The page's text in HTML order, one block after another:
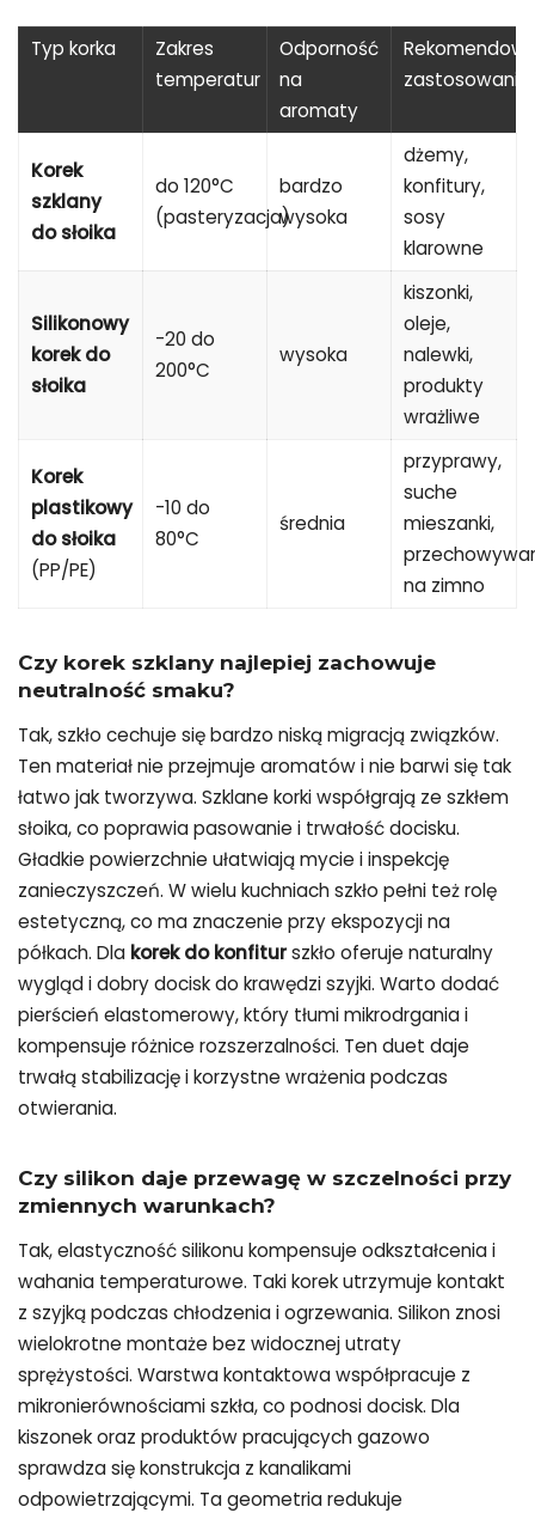
Typ korka
Zakres
temperatur
Odporność
na
aromaty
zastosowanie
Korek
szklany
do słoika
do 120°C
(pasteryzacja)
bardzo
wysoka
dżemy,
konfitury,
sosy
klarowne
Silikonowy
korek do
słoika
-20 do
200°C
wysoka
kiszonki,
oleje,
nalewki,
produkty
wrażliwe
Korek
plastikowy
do słoika
(PP/PE)
-10 do
80°C
średnia
przyprawy,
suche
mieszanki,
na zimno
Czy korek szklany najlepiej zachowuje
neutralność smaku?
Tak, szkło cechuje się bardzo niską migracją związków.
Ten materiał nie przejmuje aromatów i nie barwi się tak
łatwo jak tworzywa. Szklane korki współgrają ze szkłem
słoika, co poprawia pasowanie i trwałość docisku.
Gładkie powierzchnie ułatwiają mycie i inspekcję
zanieczyszczeń. W wielu kuchniach szkło pełni też rolę
estetyczną, co ma znaczenie przy ekspozycji na
półkach. Dla korek do konfiturszkło oferuje naturalny
wygląd i dobry docisk do krawędzi szyjki. Warto dodać
pierścień elastomerowy, który tłumi mikrodrgania i
kompensuje różnice rozszerzalności. Ten duet daje
trwałą stabilizację i korzystne wrażenia podczas
otwierania.
Czy silikon daje przewagę w szczelności przy
zmiennych warunkach?
Tak, elastyczność silikonu kompensuje odkształcenia i
wahania temperaturowe. Taki korek utrzymuje kontakt
z szyjką podczas chłodzenia i ogrzewania. Silikon znosi
wielokrotne montaże bez widocznej utraty
sprężystości. Warstwa kontaktowa współpracuje z
mikronierównościami szkła, co podnosi docisk. Dla
kiszonek oraz produktów pracujących gazowo
sprawdza się konstrukcja z kanalikami
odpowietrzającymi. Ta geometria redukuje